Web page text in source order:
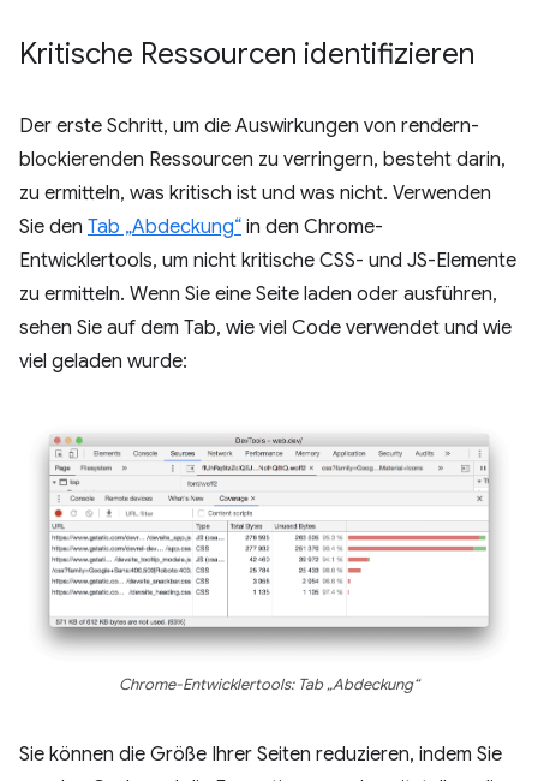
Kritische Ressourcen identifizieren
Der erste Schritt, um die Auswirkungen von rendern-
blockierenden Ressourcen zu verringern, besteht darin,
zu ermitteln, was kritisch ist und was nicht. Verwenden
Sie den Tab „Abdeckung“ in den Chrome-
Entwicklertools, um nicht kritische CSS- und JS-Elemente
zu ermitteln. Wenn Sie eine Seite laden oder ausführen,
sehen Sie auf dem Tab, wie viel Code verwendet und wie
viel geladen wurde:
Chrome-Entwicklertools: Tab „Abdeckung“
Sie können die Größe Ihrer Seiten reduzieren, indem Sie